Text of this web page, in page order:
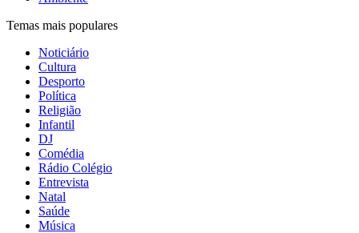
Temas mais populares
Noticiário
Cultura
Desporto
Política
Religião
Infantil
DJ
Comédia
Rádio Colégio
Entrevista
Natal
Saúde
Música